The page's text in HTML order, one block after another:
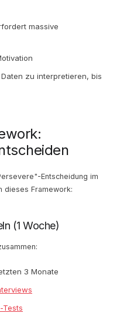
massive
zu interpretieren, bis
Entscheidung im
dieses Framework:
(1 Woche)
3 Monate
Tests